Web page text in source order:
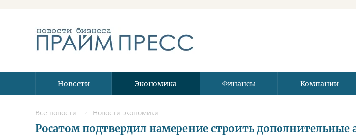
Новости Экономика Финансы Компании
Все новости Новости экономики
Росатом подтвердил намерение строить дополнительные